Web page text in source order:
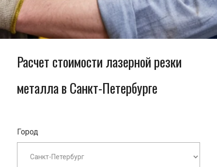
Расчет стоимости лазерной резки
металла в Санкт-Петербурге
Город